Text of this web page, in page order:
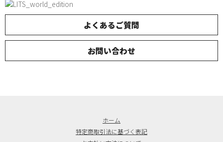
よくあるご質問
お問い合わせ
ホーム
特定商取引法に基づく表記